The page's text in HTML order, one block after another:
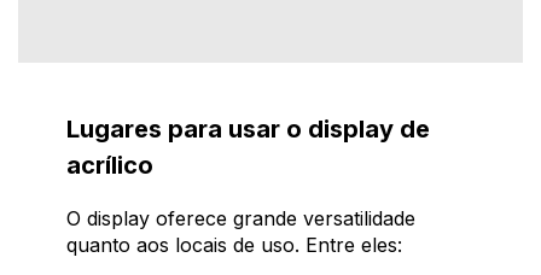
Lugares para usar o display de
acrílico
O display oferece grande versatilidade
quanto aos locais de uso. Entre eles: